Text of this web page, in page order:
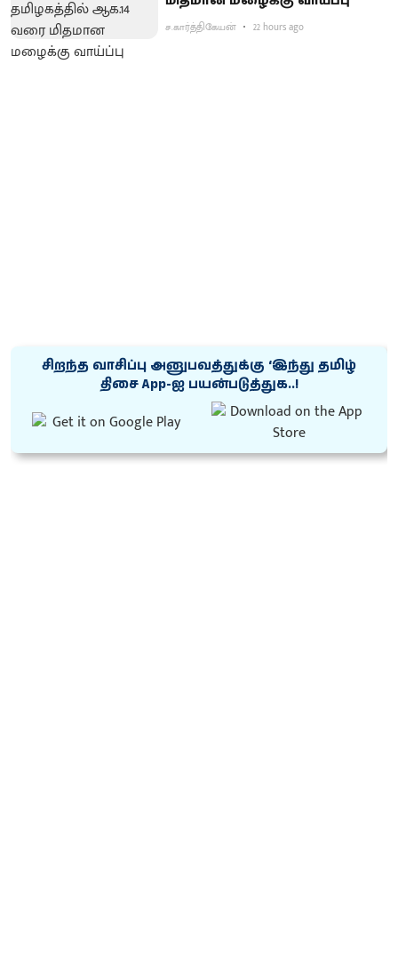
ச.கார்த்திகேயன் 22 hours ago
சிறந்த வாசிப்பு அனுபவத்துக்கு ‘இந்து தமிழ்
திசை App-ஐ பயன்படுத்துக..!